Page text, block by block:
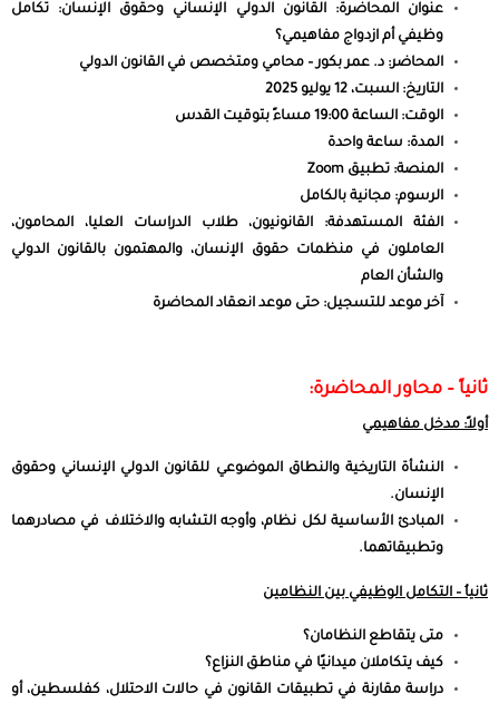
عنوان المحاضرة: القانون الدولي الإنساني وحقوق الإنسان: تكامل
وظيفي أم ازدواج مفاهيمي؟
المحاضر: د. عمر بكور – محامي ومتخصص في القانون الدولي
التاريخ: السبت، 12 يوليو 2025
الوقت: الساعة 19:00 مساءً بتوقيت القدس
المدة: ساعة واحدة
المنصة: تطبيق Zoom
الرسوم: مجانية بالكامل
الفئة المستهدفة: القانونيون، طلاب الدراسات العليا، المحامون،
العاملون في منظمات حقوق الإنسان، والمهتمون بالقانون الدولي
والشأن العام
آخر موعد للتسجيل: حتى موعد انعقاد المحاضرة
ثانياً – محاور المحاضرة:
أولاً: مدخل مفاهيمي
النشأة التاريخية والنطاق الموضوعي للقانون الدولي الإنساني وحقوق
الإنسان.
المبادئ الأساسية لكل نظام، وأوجه التشابه والاختلاف في مصادرهما
وتطبيقاتهما.
ثانياُ – التكامل الوظيفي بين النظامين
متى يتقاطع النظامان؟
كيف يتكاملان ميدانيًا في مناطق النزاع؟
دراسة مقارنة في تطبيقات القانون في حالات الاحتلال، كفلسطين، أو